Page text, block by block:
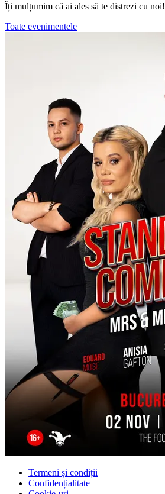
Îți mulțumim că ai ales să te distrezi cu noi!
Toate evenimentele
Termeni și condiții
Confidențialitate